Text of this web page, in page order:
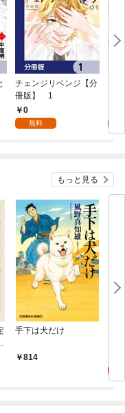
チェンジリベンジ【分
冊版】 1
0
無料
チ
もっと見る
手下は犬だけ
814